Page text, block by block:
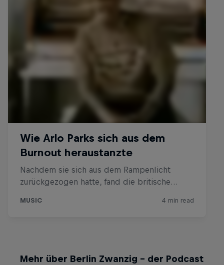
Mehr über Berlin Zwanzig - der Podcast